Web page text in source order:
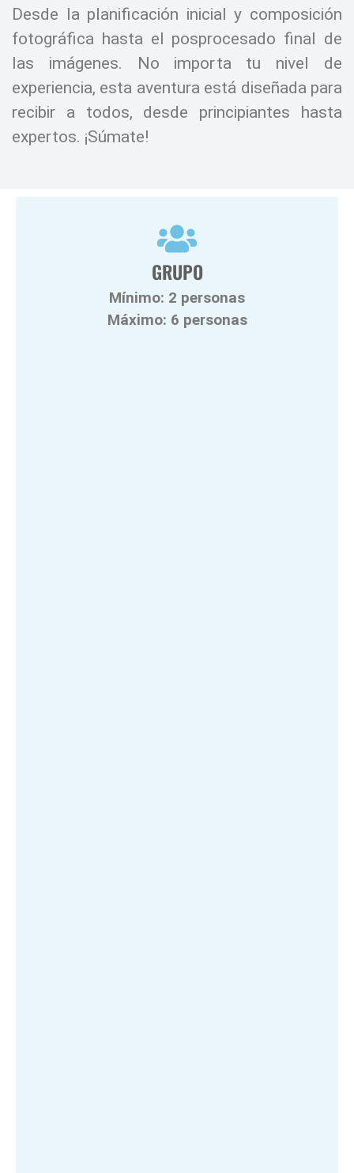
Desde la planificación inicial y composición
fotográfica hasta el posprocesado final de
las imágenes. No importa tu nivel de
experiencia, esta aventura está diseñada para
recibir a todos, desde principiantes hasta
expertos. ¡Súmate!
GRUPO
Mínimo: 2 personas
Máximo: 6 personas